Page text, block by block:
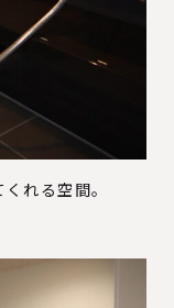
れる空間。